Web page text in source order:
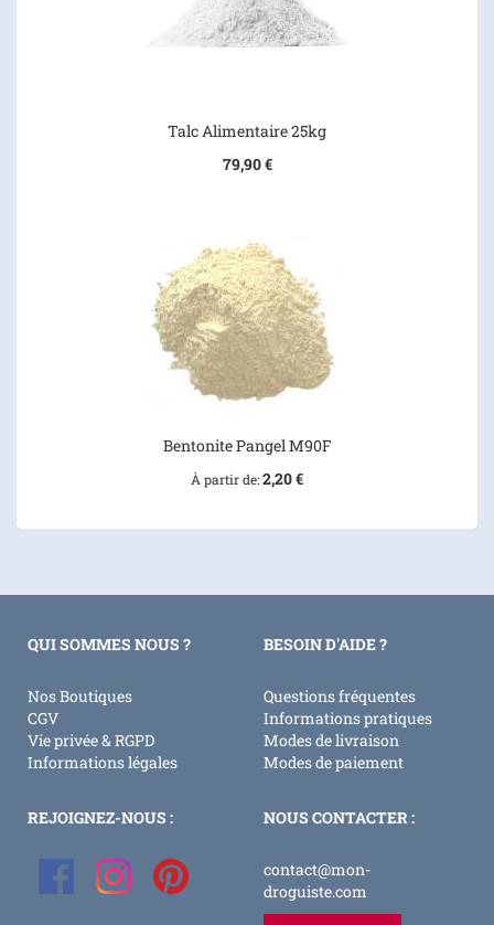
Talc Alimentaire 25kg
79,90 €
Bentonite Pangel M90F
À partir de 2,20 €
QUI SOMMES NOUS ?
Nos Boutiques
CGV
Vie privée & RGPD
Informations légales
BESOIN D'AIDE ?
Questions fréquentes
Informations pratiques
Modes de livraison
Modes de paiement
REJOIGNEZ-NOUS : NOUS CONTACTER :
contact@mon-
droguiste.com